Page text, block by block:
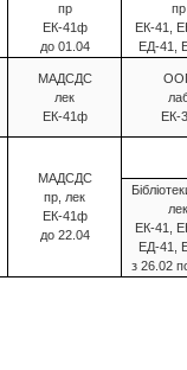
пр
ЕК-41ф
до 01.04
пр
ЕК-41,
ЕД-41,
МАДСДС
лек
ЕК-41ф
ЕК-
МАДСДС
пр, лек
ЕК-41ф
до 22.04
лек
ЕК-41,
ЕД-41,
з 26.02